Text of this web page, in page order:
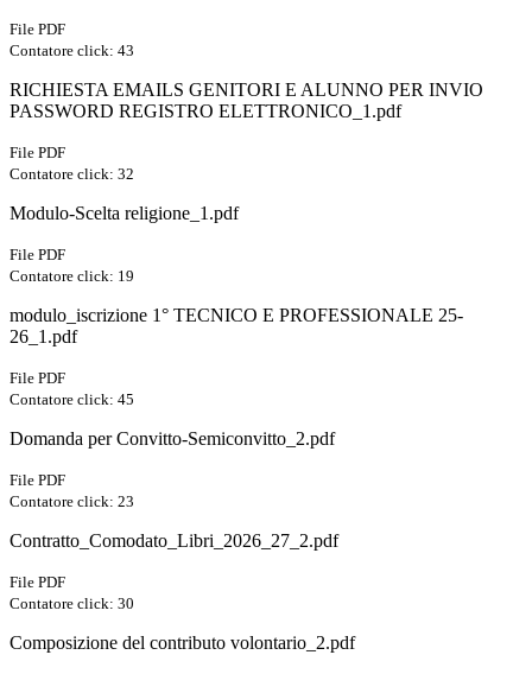
File PDF
Contatore click: 43
RICHIESTA EMAILS GENITORI E ALUNNO PER INVIO
PASSWORD REGISTRO ELETTRONICO_1.pdf
File PDF
Contatore click: 32
Modulo-Scelta religione_1.pdf
File PDF
Contatore click: 19
modulo_iscrizione 1° TECNICO E PROFESSIONALE 25-
26_1.pdf
File PDF
Contatore click: 45
Domanda per Convitto-Semiconvitto_2.pdf
File PDF
Contatore click: 23
Contratto_Comodato_Libri_2026_27_2.pdf
File PDF
Contatore click: 30
Composizione del contributo volontario_2.pdf